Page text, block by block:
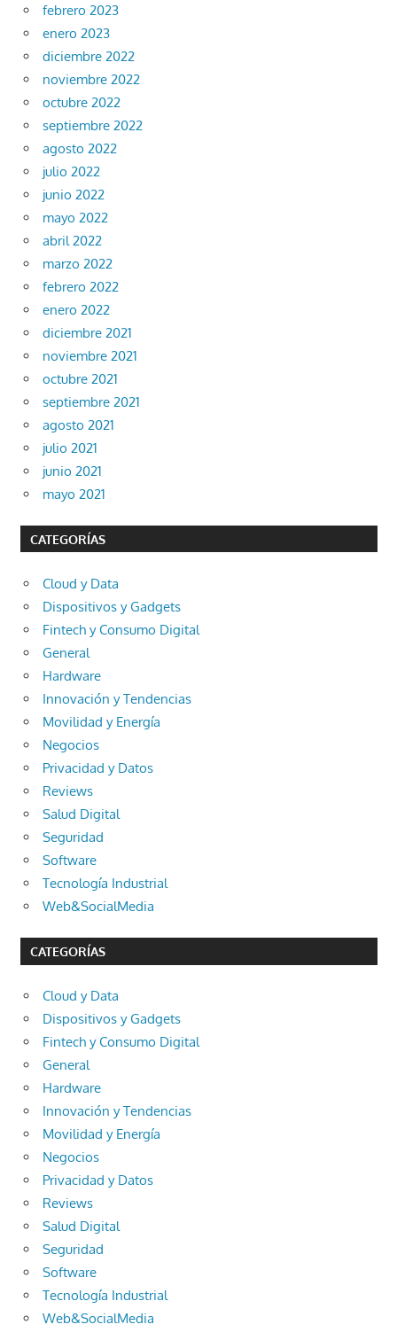
febrero 2023
enero 2023
diciembre 2022
noviembre 2022
octubre 2022
septiembre 2022
agosto 2022
julio 2022
junio 2022
mayo 2022
abril 2022
marzo 2022
febrero 2022
enero 2022
diciembre 2021
noviembre 2021
octubre 2021
septiembre 2021
agosto 2021
julio 2021
junio 2021
mayo 2021
CATEGORÍAS
Cloud y Data
Dispositivos y Gadgets
Fintech y Consumo Digital
General
Hardware
Innovación y Tendencias
Movilidad y Energía
Negocios
Privacidad y Datos
Reviews
Salud Digital
Seguridad
Software
Tecnología Industrial
Web&SocialMedia
CATEGORÍAS
Cloud y Data
Dispositivos y Gadgets
Fintech y Consumo Digital
General
Hardware
Innovación y Tendencias
Movilidad y Energía
Negocios
Privacidad y Datos
Reviews
Salud Digital
Seguridad
Software
Tecnología Industrial
Web&SocialMedia